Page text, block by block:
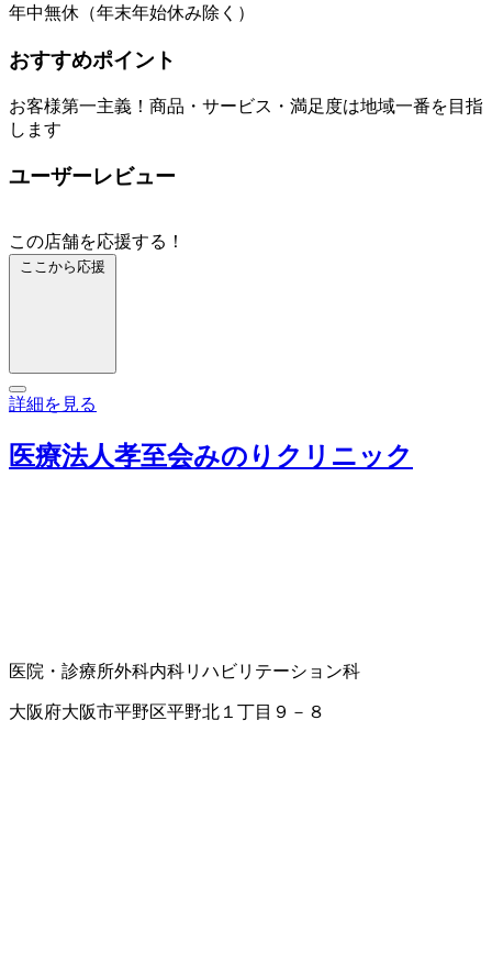
年中無休（年末年始休み除く）
おすすめポイント
お客様第一主義！商品・サービス・満足度は地域一番を目指
します
ユーザーレビュー
この店舗を応援する！
ここから応援
詳細を見る
医療法人孝至会みのりクリニック
医院・診療所外科内科リハビリテーション科
大阪府大阪市平野区平野北１丁目９－８